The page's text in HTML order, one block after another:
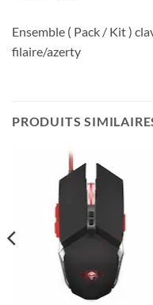
Ensemble ( Pack / Kit )
filaire/azerty
PRODUITS